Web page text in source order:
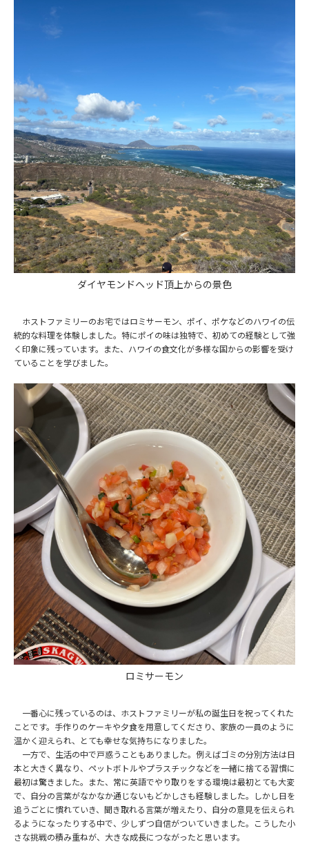
ダイヤモンドヘッド頂上からの景色
ホストファミリーのお宅ではロミサーモン、ポイ、ポケなどのハワイの伝
統的な料理を体験しました。特にポイの味は独特で、初めての経験として強
く印象に残っています。また、ハワイの食文化が多様な国からの影響を受け
ていることを学びました。
ロミサーモン
一番心に残っているのは、ホストファミリーが私の誕生日を祝ってくれた
ことです。手作りのケーキや夕食を用意してくださり、家族の一員のように
温かく迎えられ、とても幸せな気持ちになりました。
一方で、生活の中で戸惑うこともありました。例えばゴミの分別方法は日
本と大きく異なり、ペットボトルやプラスチックなどを一緒に捨てる習慣に
最初は驚きました。また、常に英語でやり取りをする環境は最初とても大変
で、自分の言葉がなかなか通じないもどかしさも経験しました。しかし日を
追うごとに慣れていき、聞き取れる言葉が増えたり、自分の意見を伝えられ
るようになったりする中で、少しずつ自信がついていきました。こうした小
さな挑戦の積み重ねが、大きな成長につながったと思います。